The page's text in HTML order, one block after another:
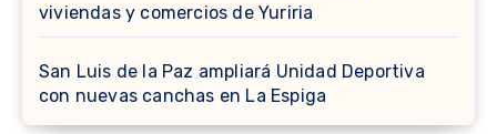
viviendas y comercios de Yuriria
San Luis de la Paz ampliará Unidad Deportiva
con nuevas canchas en La Espiga